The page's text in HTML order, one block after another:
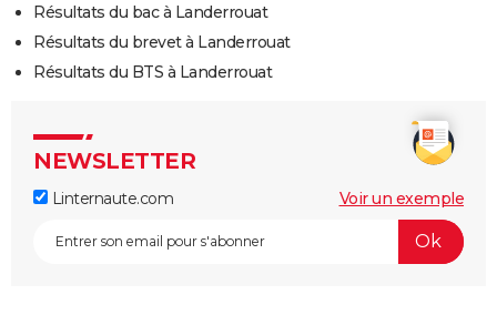
Résultats du bac à Landerrouat
Résultats du brevet à Landerrouat
Résultats du BTS à Landerrouat
NEWSLETTER
Linternaute.com Voir un exemple